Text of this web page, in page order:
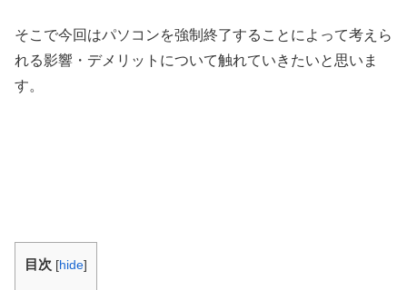
そこで今回はパソコンを強制終了することによって考えら
れる影響・デメリットについて触れていきたいと思いま
す。
目次 [hide]